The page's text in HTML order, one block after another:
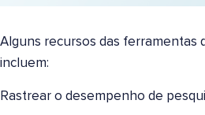
Alguns recursos das ferramentas
incluem:
Rastrear o desempenho de